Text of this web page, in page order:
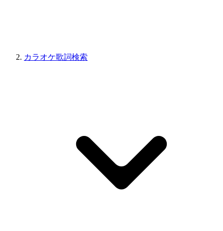
カラオケ歌詞検索